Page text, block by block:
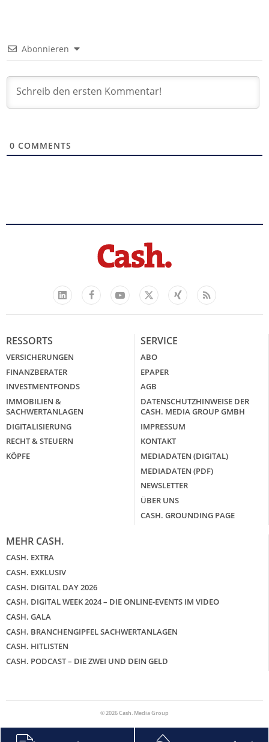
Abonnieren
0 COMMENTS
LinkedIn
FacebookYouTube
X
Xing Feed
RESSORTS
VERSICHERUNGEN
FINANZBERATER
INVESTMENTFONDS
IMMOBILIEN &
SACHWERTANLAGEN
DIGITALISIERUNG
RECHT & STEUERN
KÖPFE
SERVICE
ABO
EPAPER
AGB
DATENSCHUTZHINWEISE DER
CASH. MEDIA GROUP GMBH
IMPRESSUM
KONTAKT
MEDIADATEN (DIGITAL)
MEDIADATEN (PDF)
NEWSLETTER
ÜBER UNS
CASH. GROUNDING PAGE
MEHR CASH.
CASH. EXTRA
CASH. EXKLUSIV
CASH. DIGITAL DAY 2026
CASH. DIGITAL WEEK 2024 – DIE ONLINE-EVENTS IM VIDEO
CASH. GALA
CASH. BRANCHENGIPFEL SACHWERTANLAGEN
CASH. HITLISTEN
CASH. PODCAST – DIE ZWEI UND DEIN GELD
© 2026 Cash. Media Group